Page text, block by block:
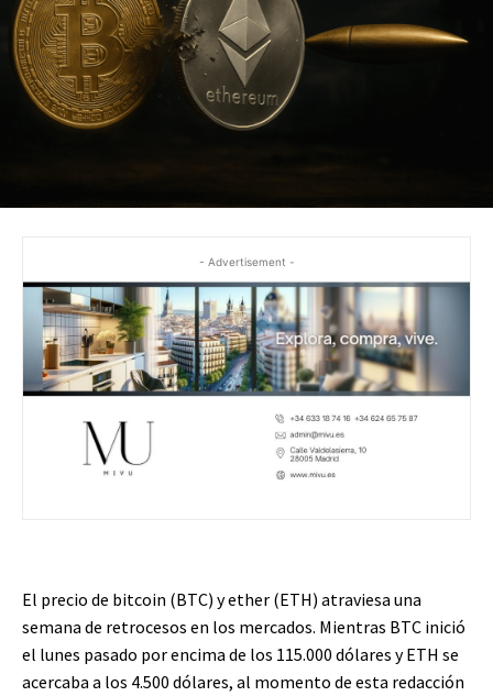
- Advertisement -
El precio de bitcoin (BTC) y ether (ETH) atraviesa una
semana de retrocesos en los mercados. Mientras BTC inició
el lunes pasado por encima de los 115.000 dólares y ETH se
acercaba a los 4.500 dólares, al momento de esta redacción